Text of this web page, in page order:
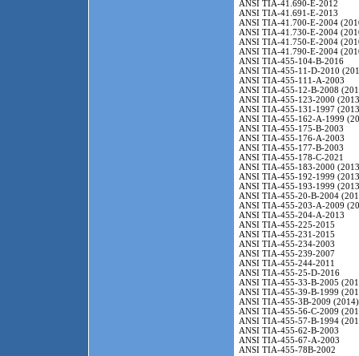
ANSI TIA-41.690-E-2012
ANSI TIA-41.691-E-2013
ANSI TIA-41.700-E-2004
ANSI TIA-41.730-E-2004
ANSI TIA-41.750-E-2004
ANSI TIA-41.790-E-2004
ANSI TIA-455-104-B-2016
ANSI TIA-455-11-D-2010
ANSI TIA-455-111-A-2003
ANSI TIA-455-12-B-2008
ANSI TIA-455-123-2000
ANSI TIA-455-131-1997
ANSI TIA-455-162-A-1999
ANSI TIA-455-175-B-2003
ANSI TIA-455-176-A-2003
ANSI TIA-455-177-B-2003
ANSI TIA-455-178-C-2021
ANSI TIA-455-183-2000
ANSI TIA-455-192-1999
ANSI TIA-455-193-1999
ANSI TIA-455-20-B-2004
ANSI TIA-455-203-A-2009
ANSI TIA-455-204-A-2013
ANSI TIA-455-225-2015
ANSI TIA-455-231-2015
ANSI TIA-455-234-2003
ANSI TIA-455-239-2007
ANSI TIA-455-244-2011
ANSI TIA-455-25-D-2016
ANSI TIA-455-33-B-2005
ANSI TIA-455-39-B-1999
ANSI TIA-455-3B-2009 (2014)
ANSI TIA-455-56-C-2009
ANSI TIA-455-57-B-1994
ANSI TIA-455-62-B-2003
ANSI TIA-455-67-A-2003
ANSI TIA-455-78B-2002